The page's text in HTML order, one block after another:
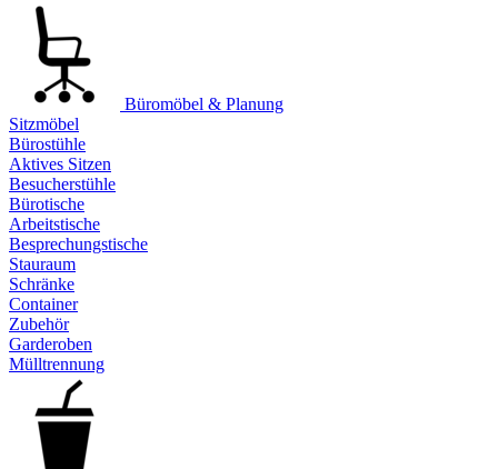
Büromöbel & Planung
Sitzmöbel
Bürostühle
Aktives Sitzen
Besucherstühle
Bürotische
Arbeitstische
Besprechungstische
Stauraum
Schränke
Container
Zubehör
Garderoben
Mülltrennung